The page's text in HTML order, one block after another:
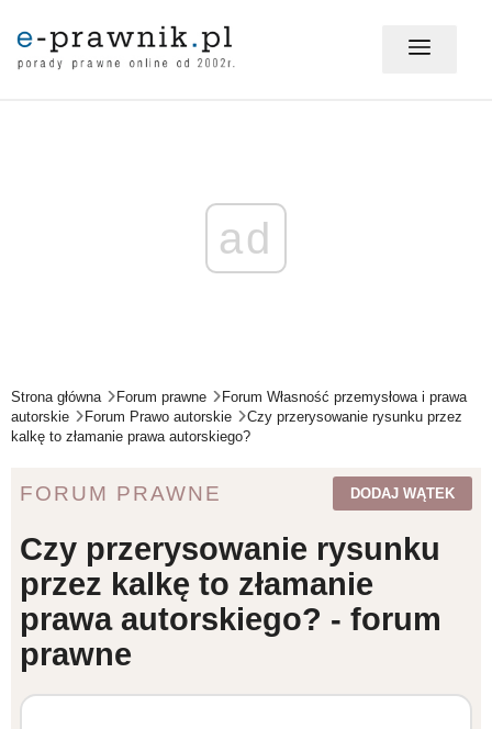
PORADY PRAWNE ONLINE
ZMIANY W PRAWIE
FORUM PRAWNE
ad
Strona główna Forum prawne
Forum Własność przemysłowa i prawa
autorskie
Forum Prawo autorskie
Czy przerysowanie rysunku przez
kalkę to złamanie prawa autorskiego?
FORUM PRAWNE DODAJ WĄTEK
Czy przerysowanie rysunku
przez kalkę to złamanie
prawa autorskiego? - forum
prawne